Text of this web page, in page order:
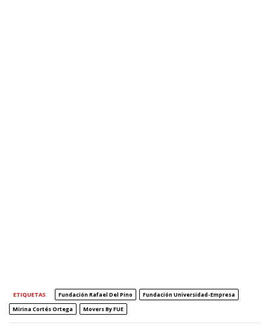
ETIQUETAS Fundación Rafael Del Pino
Fundación Universidad-Empresa
Mirina Cortés Ortega
Movers By FUE